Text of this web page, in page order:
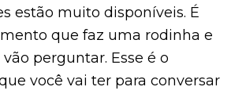
estão muito disponíveis. É
que faz uma rodinha e
vão perguntar. Esse é o
você vai ter para conversar